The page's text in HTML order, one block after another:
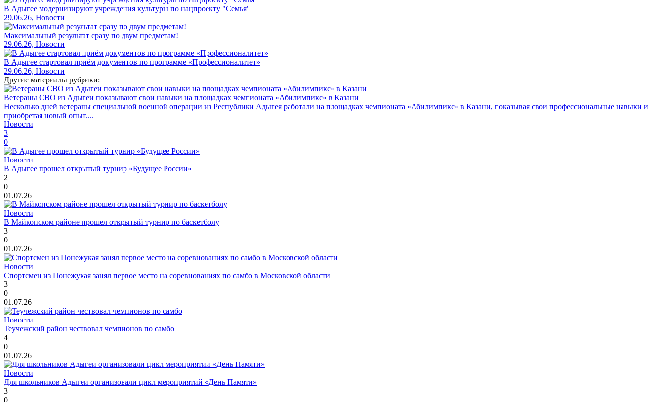
В Адыгее модернизируют учреждения культуры по нацпроекту "Семья"
29.06.26, Новости
Максимальный результат сразу по двум предметам!
29.06.26, Новости
В Адыгее стартовал приём документов по программе «Профессионалитет»
29.06.26, Новости
Другие материалы рубрики:
Ветераны СВО из Адыгеи показывают свои навыки на площадках чемпионата «Абилимпикс» в Казани
Несколько дней ветераны специальной военной операции из Республики Адыгея работали на площадках чемпионата «Абилимпикс» в Казани, показывая свои профессиональные навыки и
приобретая новый опыт....
Новости
3
0
Новости
В Адыгее прошел открытый турнир «Будущее России»
2
0
01.07.26
Новости
В Майкопском районе прошел открытый турнир по баскетболу
3
0
01.07.26
Новости
Спортсмен из Понежукая занял первое место на соревнованиях по самбо в Московской области
3
0
01.07.26
Новости
Теучежский район чествовал чемпионов по самбо
4
0
01.07.26
Новости
Для школьников Адыгеи организовали цикл мероприятий «День Памяти»
3
0